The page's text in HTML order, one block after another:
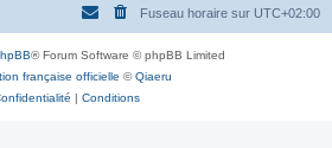
Fuseau horaire sur UTC+02:00
® Forum Software © phpBB Limited
française officielle ©Qiaeru
| Conditions